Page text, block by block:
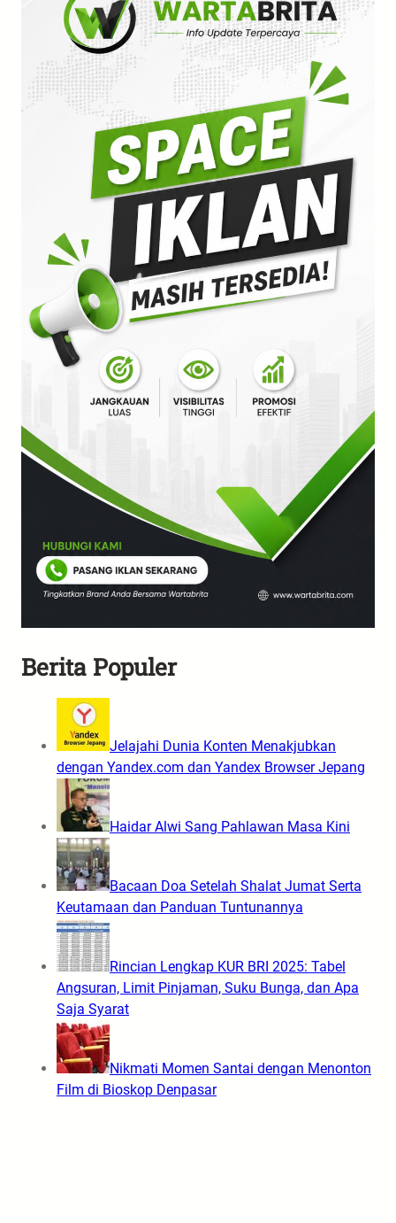
Berita Populer
Jelajahi Dunia Konten Menakjubkan
dengan Yandex.com dan Yandex Browser Jepang
Haidar Alwi Sang Pahlawan Masa Kini
Bacaan Doa Setelah Shalat Jumat Serta
Keutamaan dan Panduan Tuntunannya
Rincian Lengkap KUR BRI 2025: Tabel
Angsuran, Limit Pinjaman, Suku Bunga, dan Apa
Saja Syarat
Nikmati Momen Santai dengan Menonton
Film di Bioskop Denpasar